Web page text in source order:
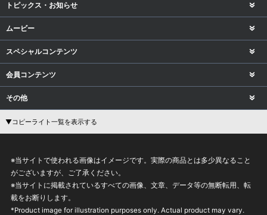
トピックス・お知らせ
ムービー
スペシャルコンテンツ
会員コンテンツ
その他
▼コピーライト一覧を表示する
※当サイトで使われる画像はイメージです。実際の商品とは多少異なること
がございますが、ご了承ください。
※当サイトに掲載されているすべての画像、文章、データ等の無断転用、転
載をお断りします。
*Product image for illustration purposes only. Actual product may vary.